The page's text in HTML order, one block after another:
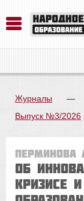
Журналы —
Выпуск №3/2026
Перминова
Об
кризисе